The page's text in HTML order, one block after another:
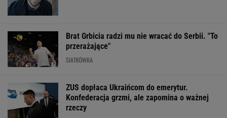
Brat Grbicia radzi mu nie wracać do Serbii. "To
przerażające"
SIATKÓWKA
ZUS dopłaca Ukraińcom do emerytur.
Konfederacja grzmi, ale zapomina o ważnej
rzeczy